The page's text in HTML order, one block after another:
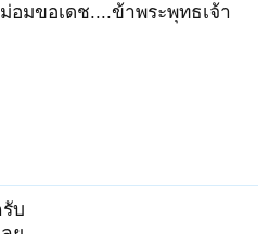
อมขอเดช....ข้าพระพุทธเจ้า
บ